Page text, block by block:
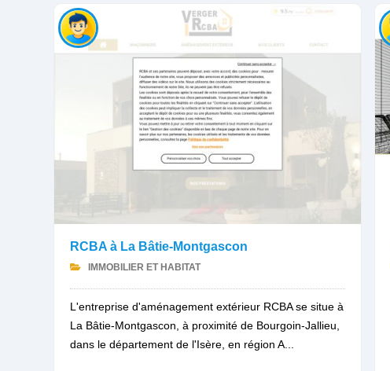
RCBA à La Bâtie-Montgascon
IMMOBILIER ET HABITAT
L'entreprise d'aménagement extérieur RCBA se situe à
La Bâtie-Montgascon, à proximité de Bourgoin-Jallieu,
dans le département de l'Isère, en région A...